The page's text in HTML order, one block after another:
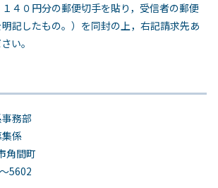
４０円分の郵便切手を貼り，受信者の郵便
記したもの。）を同封の上，右記請求先あ
い。
務部
係
角間町
5602